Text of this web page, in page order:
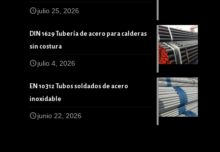
julio 25, 2026
DIN 1629 Tubería de acero para calderas
sin costura
julio 4, 2026
EN 10312 Tubos soldados de acero
inoxidable
junio 22, 2026